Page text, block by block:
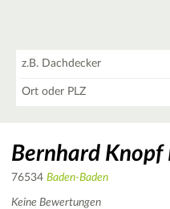
Bernhard
76534 Baden-Baden
Keine Bewertungen